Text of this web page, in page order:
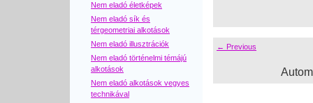
Nem eladó életképek
Nem eladó sík és
térgeometriai alkotások
Nem eladó illusztrációk
Nem eladó történelmi témájú
alkotások
Nem eladó alkotások vegyes
technikával
← Previous